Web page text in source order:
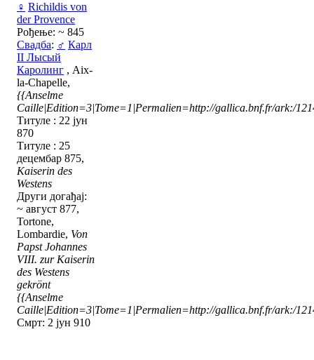
♀ Richildis von
der Provence
Рођење: ~ 845
Свадба: ♂ Карл
II Лысый
Каролинг , Aix-
la-Chapelle,
{{Anselme
Caille|Edition=3|Tome=1|Permalien=http://gallica.bnf.fr/ark:/
Титуле : 22 јун
870
Титуле : 25
децембар 875,
Kaiserin des
Westens
Други догађај:
~ август 877,
Tortone,
Lombardie, Von
Papst Johannes
VIII. zur Kaiserin
des Westens
gekrönt
{{Anselme
Caille|Edition=3|Tome=1|Permalien=http://gallica.bnf.fr/ark:/
Смрт: 2 јун 910